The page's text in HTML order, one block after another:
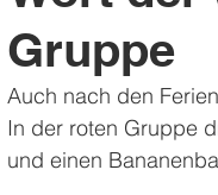
Gruppe
Auch nach den
In der roten Gruppe
und einen